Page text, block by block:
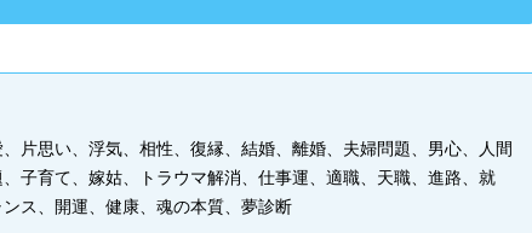
片思い、浮気、相性、復縁、結婚、離婚、夫婦問題、男心、人間
子育て、嫁姑、トラウマ解消、仕事運、適職、天職、進路、就
ス、開運、健康、魂の本質、夢診断